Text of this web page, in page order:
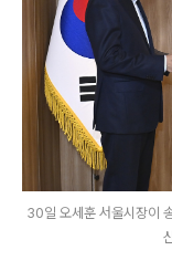
30일 오세훈 서울시장이